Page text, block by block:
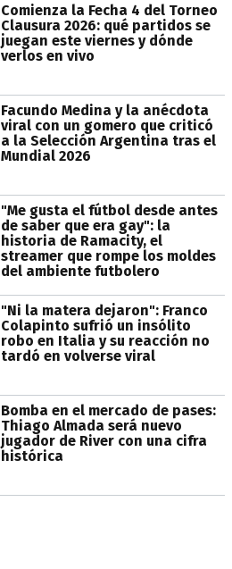
Comienza la Fecha 4 del Torneo
Clausura 2026: qué partidos se
juegan este viernes y dónde
verlos en vivo
Facundo Medina y la anécdota
viral con un gomero que criticó
a la Selección Argentina tras el
Mundial 2026
"Me gusta el fútbol desde antes
de saber que era gay": la
historia de Ramacity, el
streamer que rompe los moldes
del ambiente futbolero
"Ni la matera dejaron": Franco
Colapinto sufrió un insólito
robo en Italia y su reacción no
tardó en volverse viral
Bomba en el mercado de pases:
Thiago Almada será nuevo
jugador de River con una cifra
histórica